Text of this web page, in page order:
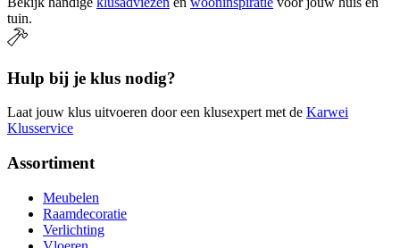
tuin.
Hulp bij je klus nodig?
Laat jouw klus uitvoeren door een klusexpert met de Karwei
Klusservice
Assortiment
Meubelen
Raamdecoratie
Verlichting